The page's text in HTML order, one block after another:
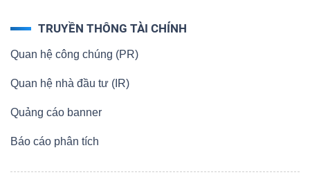
TRUYỀN THÔNG TÀI CHÍNH
Quan hệ công chúng (PR)
Quan hệ nhà đầu tư (IR)
Quảng cáo banner
Báo cáo phân tích